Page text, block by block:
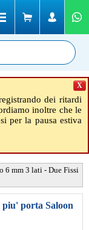
dei ritardi
inoltre che le
per la pausa estiva
X
6 mm 3 lati - Due Fissi
piu' porta Saloon